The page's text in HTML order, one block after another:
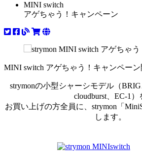
MINI switch
アゲちゃう！キャンペーン
MINI switch アゲちゃう！キャンペーン
strymonの小型シャーシモデル（
cloudburst、EC-1）
お買い上げの方全員に、strymon「
します。